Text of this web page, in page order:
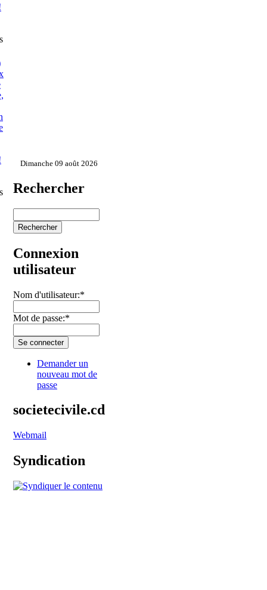
Dimanche 09 août 2026
Rechercher
Connexion
utilisateur
Nom d'utilisateur:*
Mot de passe:*
Demander un
nouveau mot de
passe
societecivile.cd
Webmail
Syndication